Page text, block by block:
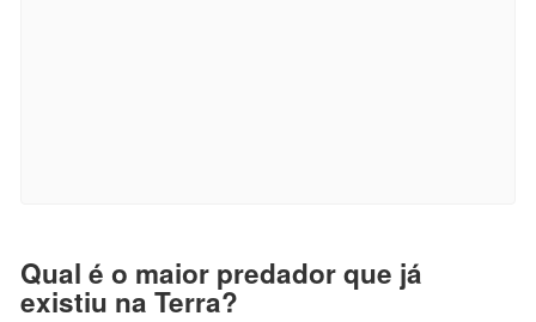
Qual é o maior predador que já
existiu na Terra?